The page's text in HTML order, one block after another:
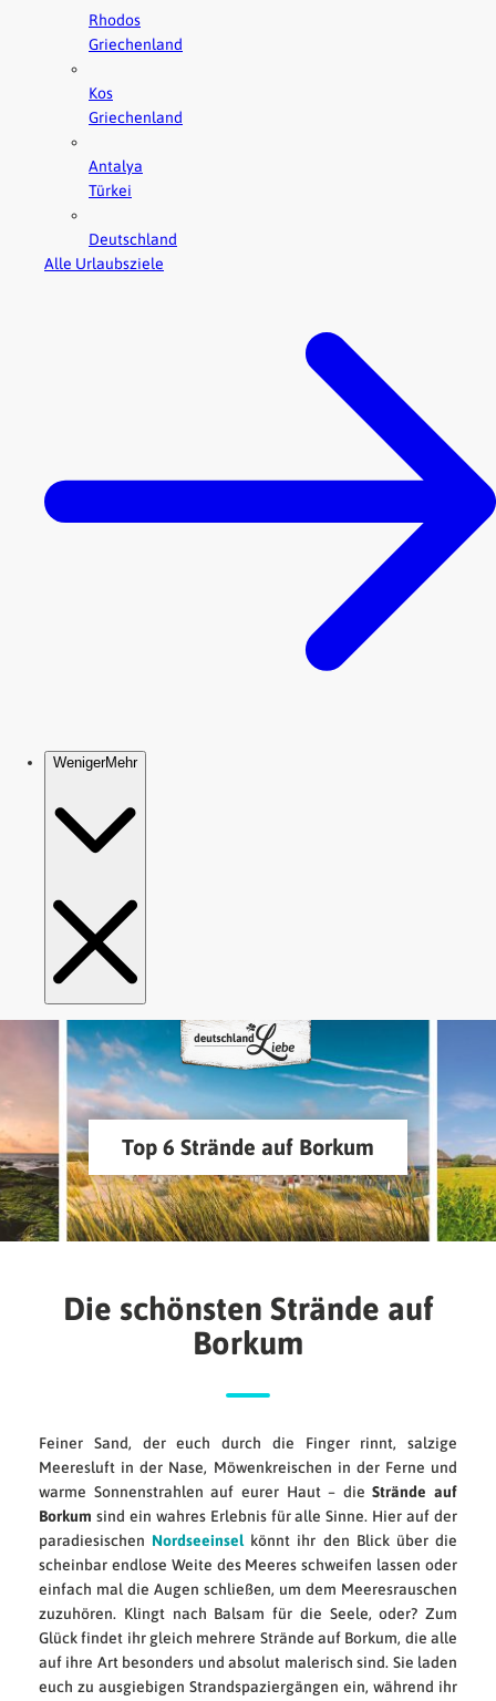
Top 6 Strände auf Borkum
Die schönsten Strände auf
Borkum
Feiner Sand, der euch durch die Finger rinnt, salzige
Meeresluft in der Nase, Möwenkreischen in der Ferne und
warme Sonnenstrahlen auf eurer Haut – dieStrände auf
Borkum sind ein wahres Erlebnis für alle Sinne. Hier auf der
paradiesischen Nordseeinselkönnt ihr den Blick über die
scheinbar endlose Weite des Meeres schweifen lassen oder
einfach mal die Augen schließen, um dem Meeresrauschen
zuzuhören. Klingt nach Balsam für die Seele, oder? Zum
Glück findet ihr gleich mehrere Strände auf Borkum, die alle
auf ihre Art besonders und absolut malerisch sind. Sie laden
euch zu ausgiebigen Strandspaziergängen ein, während ihr